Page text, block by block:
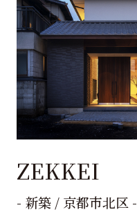
ZEKKEI
- 新築 / 京都市北区 -